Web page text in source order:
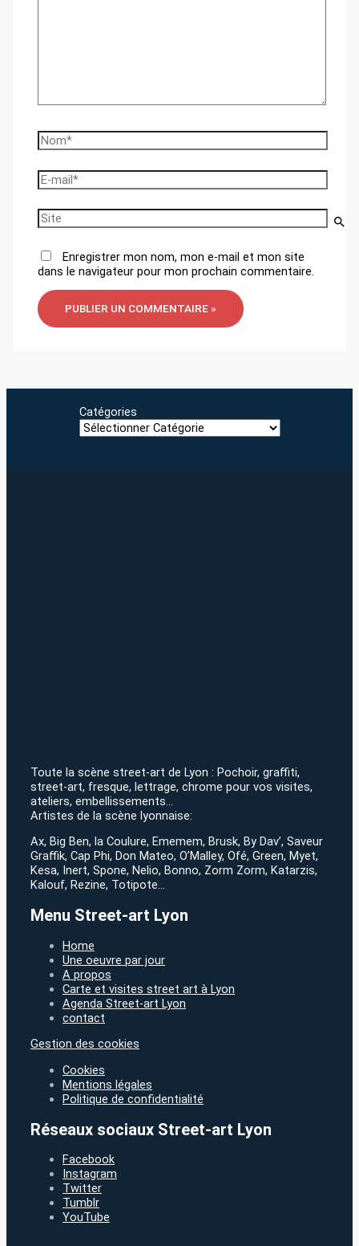
Nom*
E-
mail*
Site
Enregistrer mon nom, mon e-mail et mon site
dans le navigateur pour mon prochain commentaire.
Catégories
Toute la scène street-art de Lyon : Pochoir, graffiti,
street-art, fresque, lettrage, chrome pour vos visites,
ateliers, embellissements…
Artistes de la scène lyonnaise:
Ax, Big Ben, la Coulure, Ememem, Brusk, By Dav’, Saveur
Graffik, Cap Phi, Don Mateo, O’Malley, Ofé, Green, Myet,
Kesa, Inert, Spone, Nelio, Bonno, Zorm Zorm, Katarzis,
Kalouf, Rezine, Totipote…
Menu Street-art Lyon
Home
Une oeuvre par jour
A propos
Carte et visites street art à Lyon
Agenda Street-art Lyon
contact
Gestion des cookies
Cookies
Mentions légales
Politique de confidentialité
Réseaux sociaux Street-art Lyon
Facebook
Instagram
Twitter
Tumblr
YouTube